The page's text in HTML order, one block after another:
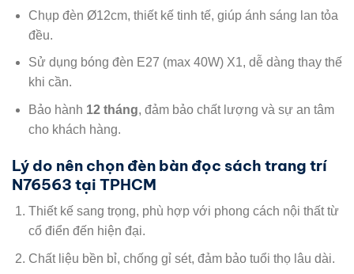
Chụp đèn Ø12cm, thiết kế tinh tế, giúp ánh sáng lan tỏa
đều.
Sử dụng bóng đèn E27 (max 40W) X1, dễ dàng thay thế
khi cần.
Bảo hành 12 tháng, đảm bảo chất lượng và sự an tâm
cho khách hàng.
Lý do nên chọn đèn bàn đọc sách trang trí
N76563 tại TPHCM
Thiết kế sang trọng, phù hợp với phong cách nội thất từ
cổ điển đến hiện đại.
Chất liệu bền bỉ, chống gỉ sét, đảm bảo tuổi thọ lâu dài.